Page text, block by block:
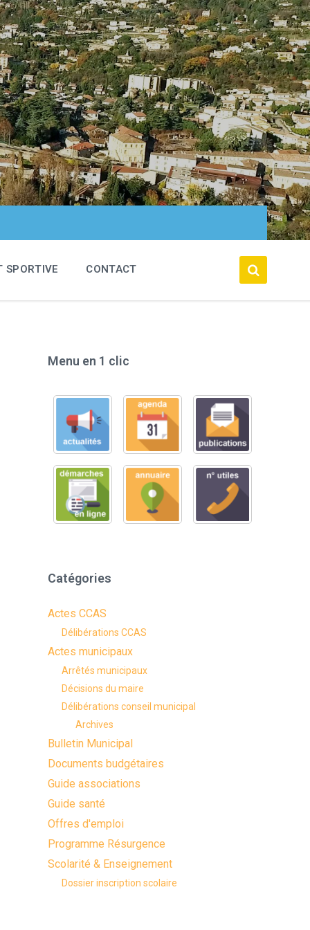
SPORTIVE CONTACT
Menu en 1 clic
Catégories
Actes CCAS
Délibérations CCAS
Actes municipaux
Arrêtés municipaux
Décisions du maire
Délibérations conseil municipal
Archives
Bulletin Municipal
Documents budgétaires
Guide associations
Guide santé
Offres d'emploi
Programme Résurgence
Scolarité & Enseignement
Dossier inscription scolaire